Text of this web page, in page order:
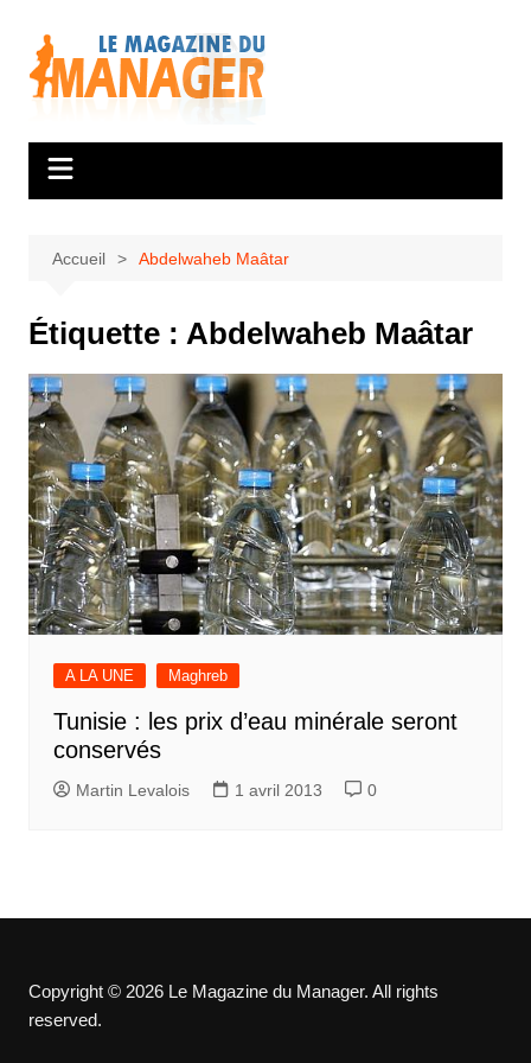
contenu
Accueil Abdelwaheb Maâtar
Étiquette : Abdelwaheb Maâtar
A LA UNE Maghreb
Tunisie : les prix d’eau minérale seront
conservés
Martin Levalois 1 avril 2013 0
Copyright © 2026 Le Magazine du Manager. All rights
reserved.